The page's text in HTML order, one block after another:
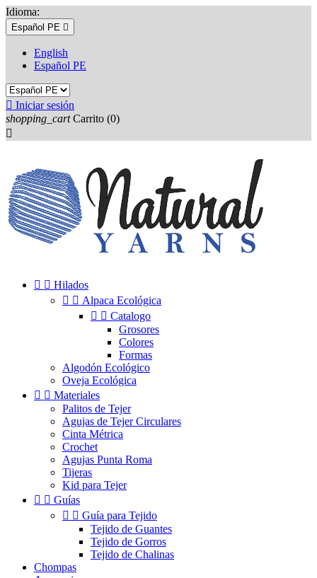
Idioma:
Español PE 
English
Español PE
 Iniciar sesión
shopping_cart Carrito (0)

  Hilados
  Alpaca Ecológica
  Catalogo
Grosores
Colores
Formas
Algodón Ecológico
Oveja Ecológica
  Materiales
Palitos de Tejer
Agujas de Tejer Circulares
Cinta Métrica
Crochet
Agujas Punta Roma
Tijeras
Kid para Tejer
  Guías
  Guía para Tejido
Tejido de Guantes
Tejido de Gorros
Tejido de Chalinas
Chompas